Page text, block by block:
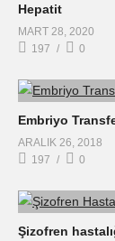
Hepatit
MART 28, 2020
197
0
Embriyo
ARALIK 26, 2018
197
0
Şizofren